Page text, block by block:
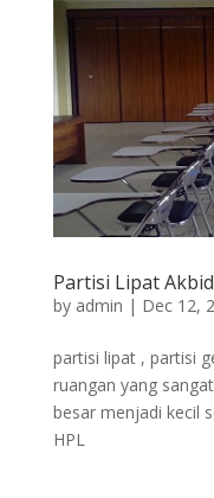
Partisi Lipat
by admin | Dec 12,
partisi lipat , partisi
ruangan yang
besar menjadi kecil
HPL